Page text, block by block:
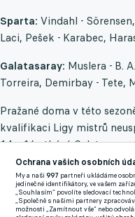
Sparta: Vindahl -
Laci, Pešek - Karabec,
Galatasaray: Muslera - B.
Torreira, Demirbay - Tete,
Pražané doma v této
kvalifikaci Ligy mistrů
14 z 16 utkání.
zápasech - 3:1 v předkole
sezoně 1995/96 a poté
1997/98. Jako hráč tehdy
současný trenér Okan
Ochrana vašich osobních
My a naši997 partneři ukládáme
jedinečné identifikátory, ve vašem
„Souhlasím“ povolíte sledovací
„Společně s našimi partnery
možnosti „Zamítnout vše“ nebo